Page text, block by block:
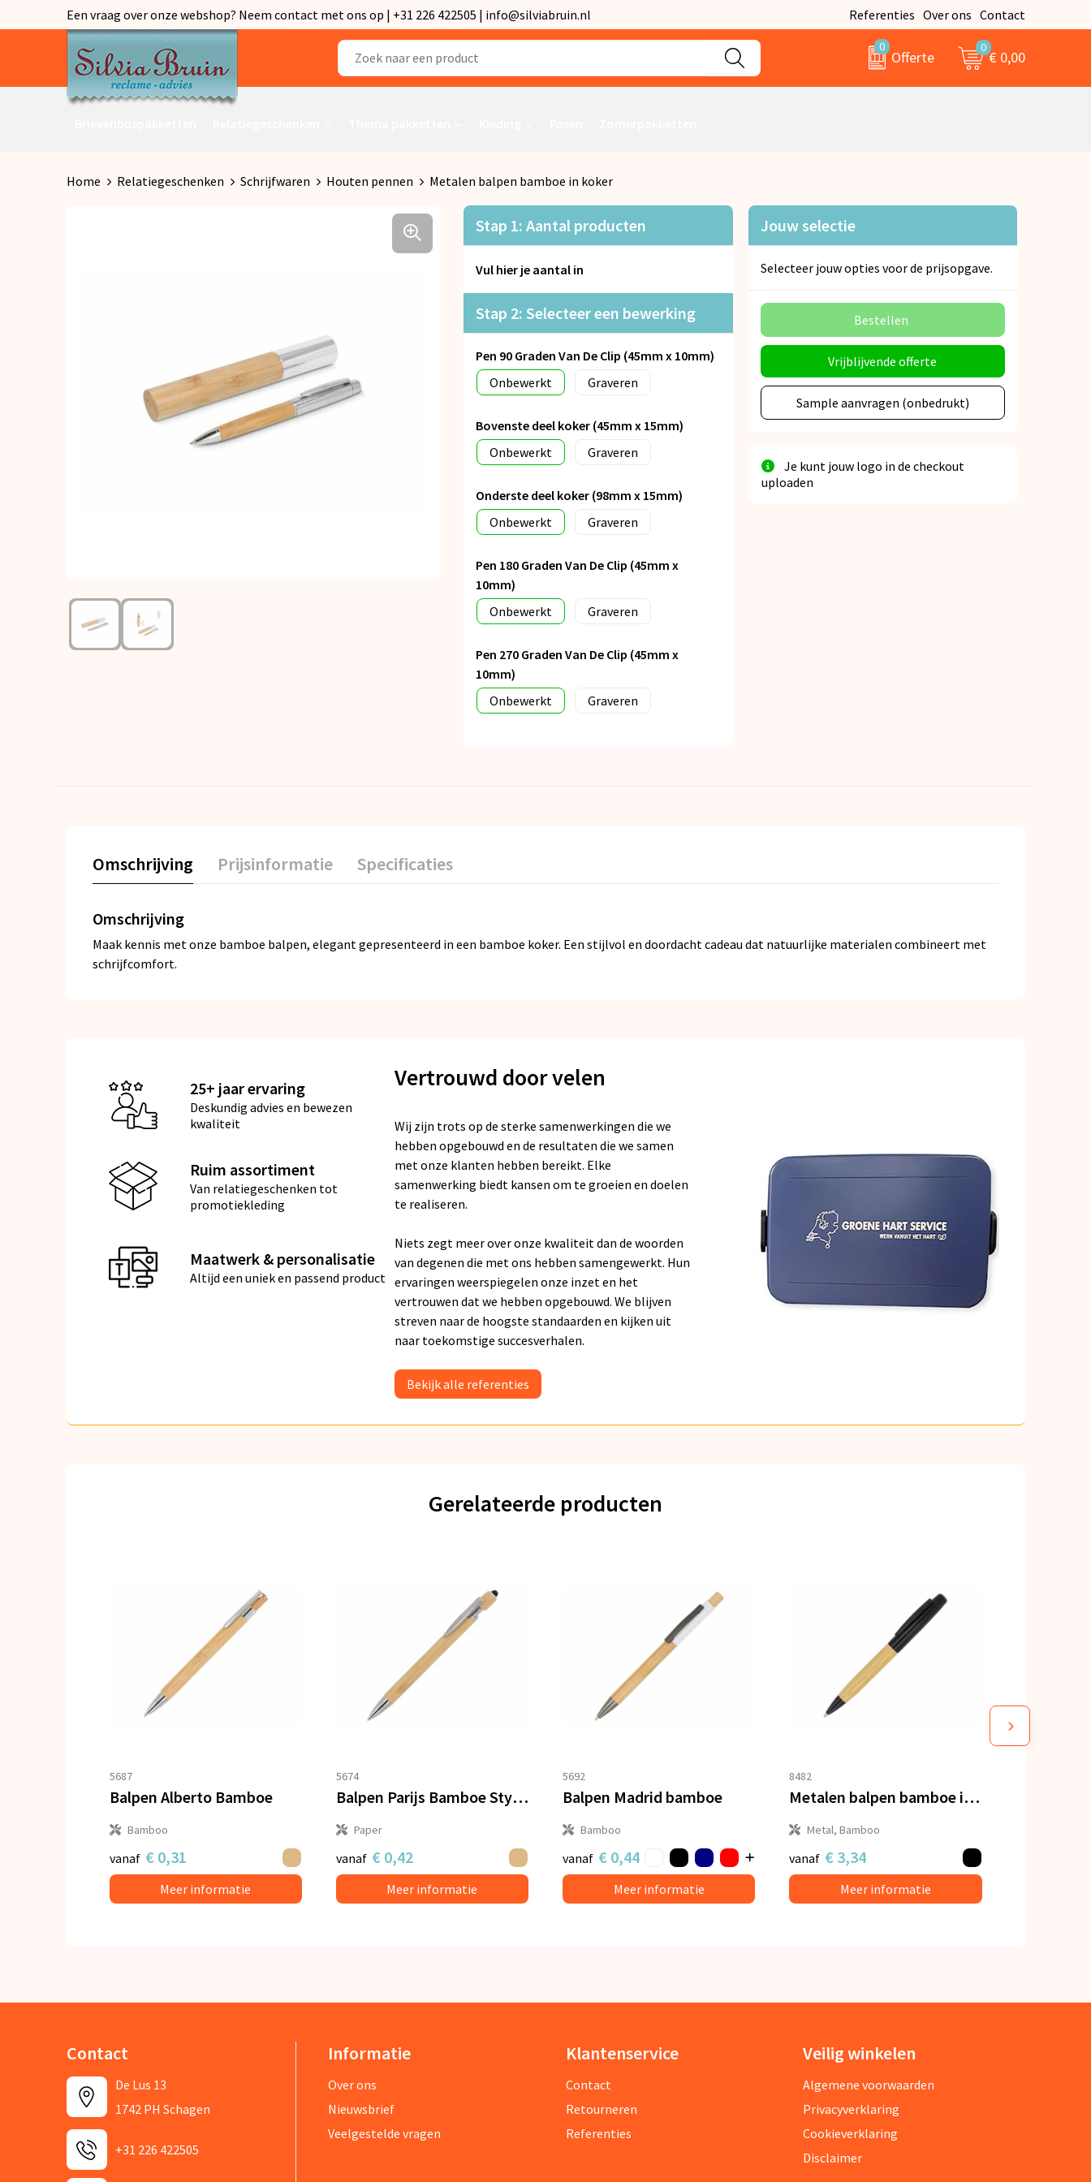
Een vraag over onze webshop? Neem contact met ons op | +31 226 422505 | info@silviabruin.nl Referenties Over ons Contact
0
Offerte
0
€ 0,00
Home Relatiegeschenken Schrijfwaren Houten pennen Metalen balpen bamboe in koker
Stap 1: Aantal producten
Vul hier je aantal in
Stap 2: Selecteer een bewerking
Pen 90 Graden Van De Clip (45mm x 10mm)
Onbewerkt
Graveren
Bovenste deel koker (45mm x 15mm)
Onbewerkt
Graveren
Onderste deel koker (98mm x 15mm)
Onbewerkt
Graveren
Pen 180 Graden Van De Clip (45mm x
10mm)
Onbewerkt
Graveren
Pen 270 Graden Van De Clip (45mm x
10mm)
Onbewerkt
Graveren
Jouw selectie
Selecteer jouw opties voor de prijsopgave.
Bestellen
Vrijblijvende offerte
Sample aanvragen (onbedrukt)
Je kunt jouw logo in de checkout
uploaden
Omschrijving Prijsinformatie Specificaties
Omschrijving
Maak kennis met onze bamboe balpen, elegant gepresenteerd in een bamboe koker. Een stijlvol en doordacht cadeau dat natuurlijke materialen combineert met
schrijfcomfort.
25+ jaar ervaring
Deskundig advies en bewezen
kwaliteit
Ruim assortiment
Van relatiegeschenken tot
promotiekleding
Maatwerk & personalisatie
Altijd een uniek en passend product
Vertrouwd door velen
Wij zijn trots op de sterke samenwerkingen die we
hebben opgebouwd en de resultaten die we samen
met onze klanten hebben bereikt. Elke
samenwerking biedt kansen om te groeien en doelen
te realiseren.
Niets zegt meer over onze kwaliteit dan de woorden
van degenen die met ons hebben samengewerkt. Hun
ervaringen weerspiegelen onze inzet en het
vertrouwen dat we hebben opgebouwd. We blijven
streven naar de hoogste standaarden en kijken uit
naar toekomstige succesverhalen.
Bekijk alle referenties
Gerelateerde producten
5687
Balpen Alberto Bamboe
Bamboo
vanaf € 0,31
Meer informatie
5674
Balpen Parijs Bamboe Stylus
Paper
vanaf € 0,42
Meer informatie
5692
Balpen Madrid bamboe
Bamboo
vanaf € 0,44
Meer informatie
8482
Metalen balpen bamboe in koker
Metal, Bamboo
vanaf € 3,34
Meer informatie
Contact
De Lus 13
1742 PH Schagen
+31 226 422505
Informatie
Over ons
Nieuwsbrief
Veelgestelde vragen
Klantenservice
Contact
Retourneren
Referenties
Veilig winkelen
Algemene voorwaarden
Privacyverklaring
Cookieverklaring
Disclaimer